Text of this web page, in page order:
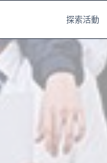
探索活動